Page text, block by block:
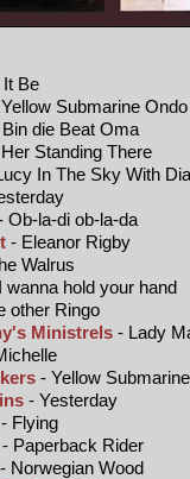
Be
Submarine Ondo
die Beat Oma
Standing There
In The Sky With
Ob-la-di ob-la-da
- Eleanor Rigby
Walrus
wanna hold your hand
other Ringo
Ministrels - Lady
- Yellow Submarine
- Yesterday
- Flying
- Paperback Rider
- Norwegian Wood